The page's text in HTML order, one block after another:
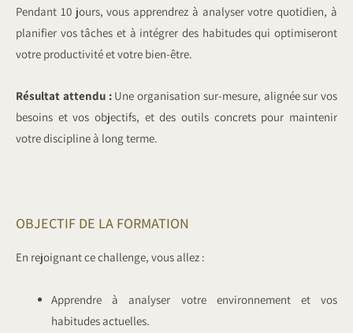
Pendant 10 jours, vous apprendrez à analyser votre quotidien, à
planifier vos tâches et à intégrer des habitudes qui optimiseront
votre productivité et votre bien-être.
Résultat attendu :Une organisation sur-mesure, alignée sur vos
besoins et vos objectifs, et des outils concrets pour maintenir
votre discipline à long terme.
OBJECTIF DE LA FORMATION
En rejoignant ce challenge, vous allez :
Apprendre à analyser votre environnement et vos
habitudes actuelles.